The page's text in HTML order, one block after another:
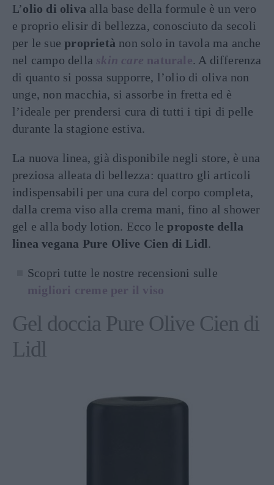
L’olio di oliva alla base della formule è un vero
e proprio elisir di bellezza, conosciuto da secoli
per le sueproprietà non solo in tavola ma anche
nel campo dellaskin care naturale. A differenza
di quanto si possa supporre, l’olio di oliva non
unge, non macchia, si assorbe in fretta ed è
l’ideale per prendersi cura di tutti i tipi di pelle
durante la stagione estiva.
La nuova linea, già disponibile negli store, è una
preziosa alleata di bellezza: quattro gli articoli
indispensabili per una cura del corpo completa,
dalla crema viso alla crema mani, fino al shower
gel e alla body lotion. Ecco leproposte della
linea vegana Pure Olive Cien di Lidl.
Scopri tutte le nostre recensioni sulle
migliori creme per il viso
Gel doccia Pure Olive Cien di
Lidl